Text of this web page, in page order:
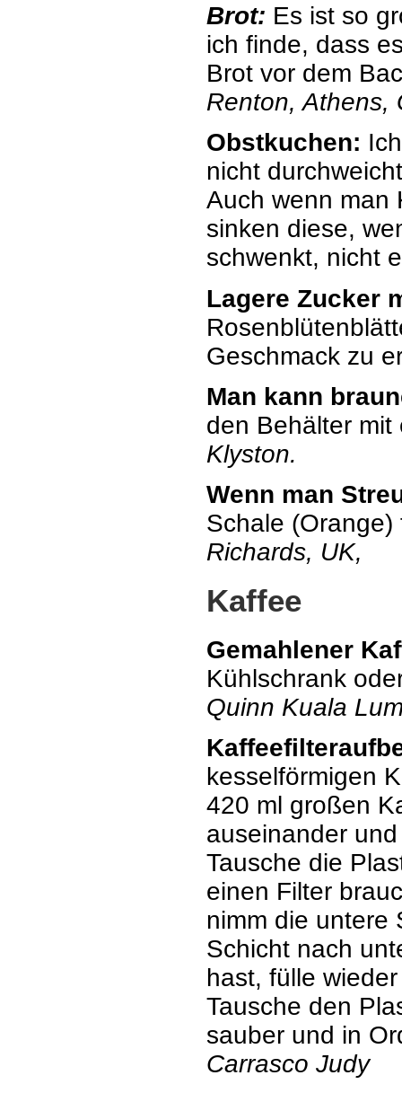
Brot: Es ist so
ich finde, dass
Brot vor dem
Renton, Athens,
Obstkuchen:
nicht
Auch wenn man
sinken diese,
schwenkt, nicht
Lagere Zucker
Geschmack zu
Man kann
den Behälter
Klyston.
Wenn man
Schale
Richards, UK,
Kaffee
Gemahlener
Kühlschrank
Quinn Kuala
kesselförmigen
420 ml großen
auseinander
Tausche die
einen Filter
nimm die untere
Schicht nach
hast, fülle
Tausche den
sauber und in
Carrasco Judy